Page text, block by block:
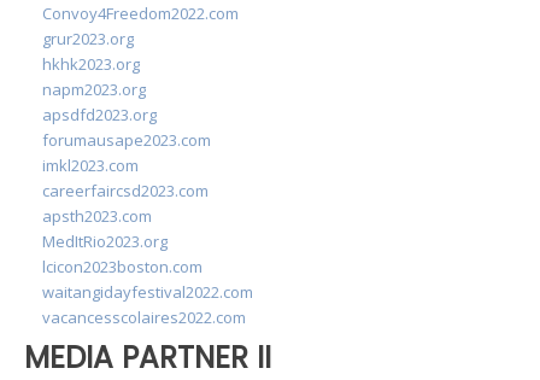
Convoy4Freedom2022.com
grur2023.org
hkhk2023.org
napm2023.org
apsdfd2023.org
forumausape2023.com
imkl2023.com
careerfaircsd2023.com
apsth2023.com
MedItRio2023.org
lcicon2023boston.com
waitangidayfestival2022.com
vacancesscolaires2022.com
MEDIA PARTNER II